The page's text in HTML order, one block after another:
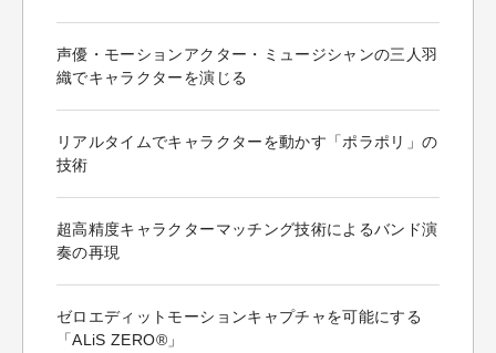
声優・モーションアクター・ミュージシャンの三人羽
織でキャラクターを演じる
リアルタイムでキャラクターを動かす「ポラポリ」の
技術
超高精度キャラクターマッチング技術によるバンド演
奏の再現
ゼロエディットモーションキャプチャを可能にする
「ALiS ZERO®」